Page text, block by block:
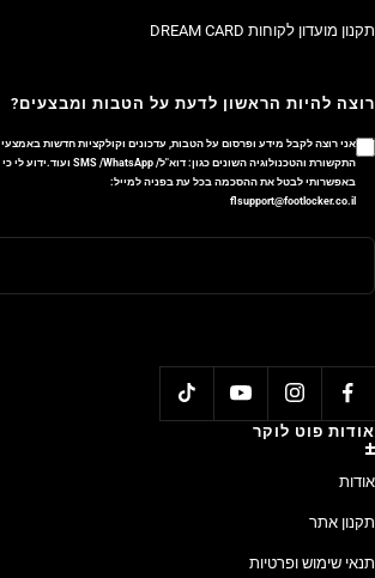
תקנון מועדון לקוחות DREAM CARD
רוצה להיות הראשון לדעת על הטבות ומבצעים?
אני רוצה לקבל מידע ופרסום על הטבות, עדכונים וקולקציות חדשות באמצעי
התקשורת והטכנולוגיה השונים כגון: דוא"ל/ SMS /WhatsApp ועוד.ידוע לי כי
באפשרותי לבטל את ההסכמה בכל עת בפניה למייל:
flsupport@footlocker.co.il
אודות פוט לוקר
אודות
תקנון אתר
תנאי שימוש ופרטיות